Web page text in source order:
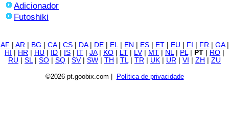
Adicionador
Futoshiki
AF AR| BG CA| CS| DA| DE| EL| EN ES| ET| EU FI FR| GA|
HI
HR HU ID IS IT JA| KO LT LV| MT NL| PL| PT RO
RU
SL| SO SQ SV| SW TH TL| TR UK UR VI ZH ZU
©2026 pt.goobix.com | Política de privacidade